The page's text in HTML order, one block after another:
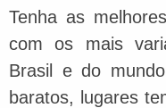
Tenha as
com os mais
Brasil e do
baratos, lugares